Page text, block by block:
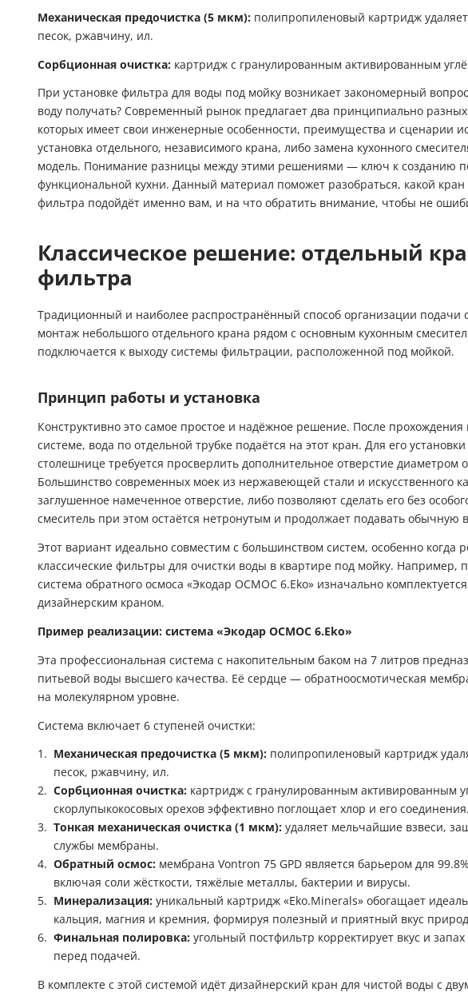
Механическая предочистка (5 мкм): полипропиленовый картридж
песок, ржавчину, ил.
Сорбционная очистка: картридж с гранулированным активированным
При установке фильтра для воды под мойку возникает закономерный
воду получать? Современный рынок предлагает два принципиально
которых имеет свои инженерные особенности, преимущества и сценарии
установка отдельного, независимого крана, либо замена кухонного
модель. Понимание разницы между этими решениями — ключ к созданию
функциональной кухни. Данный материал поможет разобраться, какой
фильтра подойдёт именно вам, и на что обратить внимание, чтобы не
Классическое решение: отдельный
фильтра
Традиционный и наиболее распространённый способ организации
монтаж небольшого отдельного крана рядом с основным кухонным
подключается к выходу системы фильтрации, расположенной под мойкой.
Принцип работы и установка
Конструктивно это самое простое и надёжное решение. После прохождения
системе, вода по отдельной трубке подаётся на этот кран. Для его
столешнице требуется просверлить дополнительное отверстие диаметром
Большинство современных моек из нержавеющей стали и искусственного
заглушенное намеченное отверстие, либо позволяют сделать его без
смеситель при этом остаётся нетронутым и продолжает подавать обычную
Этот вариант идеально совместим с большинством систем, особенно когда
классические фильтры для очистки воды в квартире под мойку. Например,
система обратного осмоса «Экодар ОСМОС 6.Eko» изначально
дизайнерским краном.
Пример реализации: система «Экодар ОСМОС 6.Eko»
Эта профессиональная система с накопительным баком на 7 литров
питьевой воды высшего качества. Её сердце — обратноосмотическая
на молекулярном уровне.
Система включает 6 ступеней очистки:
Механическая предочистка (5 мкм): полипропиленовый картридж
песок, ржавчину, ил.
Сорбционная очистка: картридж с гранулированным активированным
скорлупыкокосовых орехов эффективно поглощает хлор и его соединения.
Тонкая механическая очистка (1 мкм): удаляет мельчайшие взвеси,
службы мембраны.
Обратный осмос: мембрана Vontron 75 GPD является барьером для
включая соли жёсткости, тяжёлые металлы, бактерии и вирусы.
Минерализация: уникальный картридж «Eko.Minerals» обогащает
кальция, магния и кремния, формируя полезный и приятный вкус
Финальная полировка: угольный постфильтр корректирует вкус и
перед подачей.
В комплекте с этой системой идёт дизайнерский кран для чистой воды с